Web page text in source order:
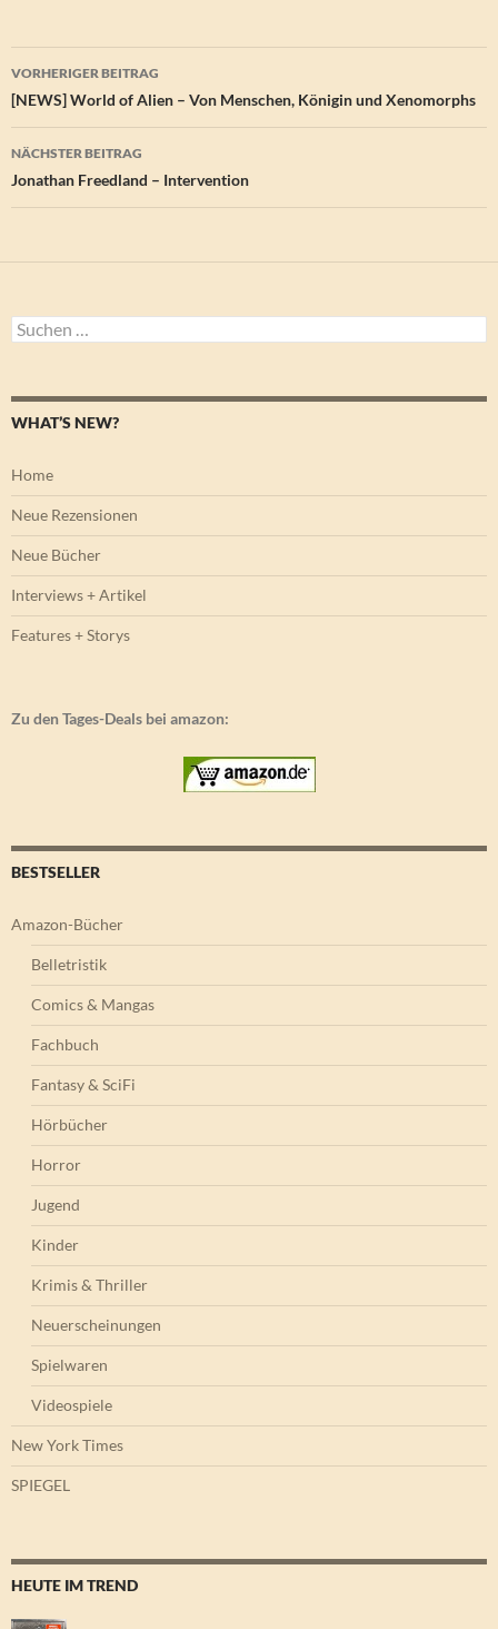
Beitragsnavigation
VORHERIGER BEITRAG
[NEWS] World of Alien – Von Menschen, Königin und Xenomorphs
NÄCHSTER BEITRAG
Jonathan Freedland – Intervention
Suchen
nach:
WHAT’S NEW?
Home
Neue Rezensionen
Neue Bücher
Interviews + Artikel
Features + Storys
Zu den Tages-Deals bei amazon:
BESTSELLER
Amazon-Bücher
Belletristik
Comics & Mangas
Fachbuch
Fantasy & SciFi
Hörbücher
Horror
Jugend
Kinder
Krimis & Thriller
Neuerscheinungen
Spielwaren
Videospiele
New York Times
SPIEGEL
HEUTE IM TREND